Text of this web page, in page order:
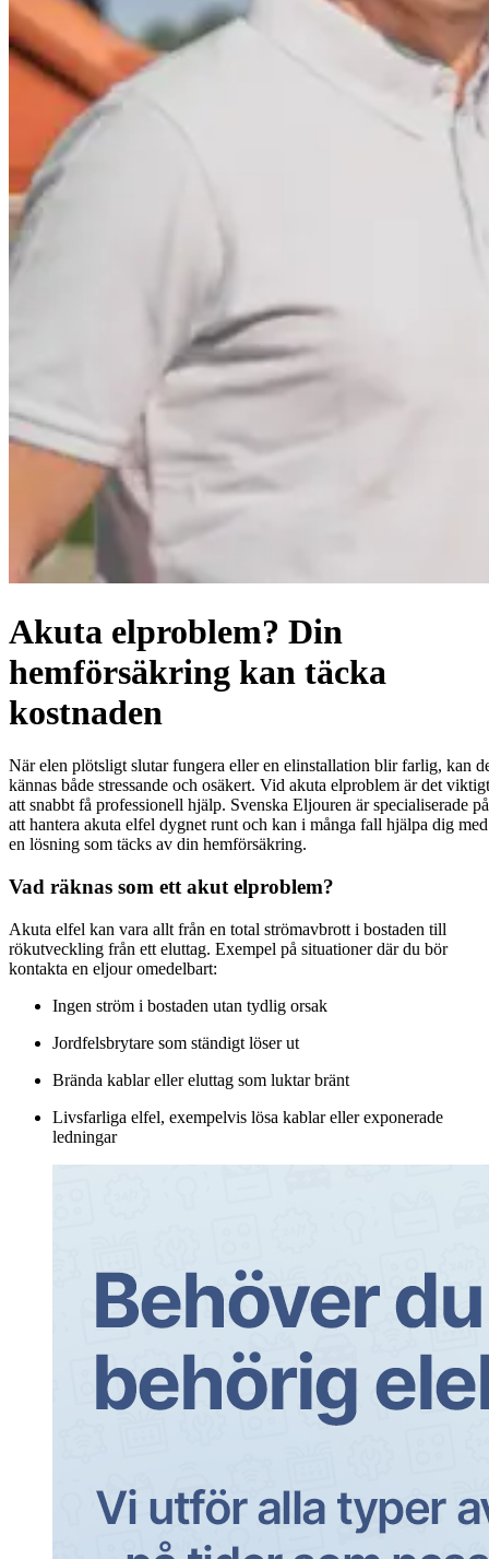
Akuta elproblem? Din
hemförsäkring kan täcka
kostnaden
När elen plötsligt slutar fungera eller en elinstallation blir farlig, kan
kännas både stressande och osäkert. Vid akuta elproblem är det viktigt
att snabbt få professionell hjälp. Svenska Eljouren är specialiserade på
att hantera akuta elfel dygnet runt och kan i många fall hjälpa dig med
en lösning som täcks av din hemförsäkring.
Vad räknas som ett akut elproblem?
Akuta elfel kan vara allt från en total strömavbrott i bostaden till
rökutveckling från ett eluttag. Exempel på situationer där du bör
kontakta en eljour omedelbart:
Ingen ström i bostaden utan tydlig orsak
Jordfelsbrytare som ständigt löser ut
Brända kablar eller eluttag som luktar bränt
Livsfarliga elfel, exempelvis lösa kablar eller exponerade
ledningar